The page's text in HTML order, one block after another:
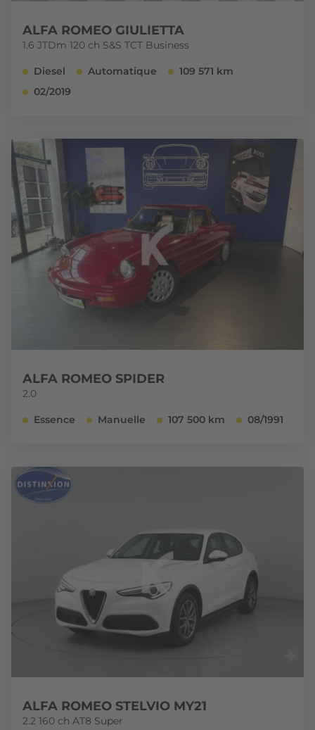
ALFA ROMEO GIULIETTA
1.6 JTDm 120 ch S&S TCT Business
Diesel Automatique
109 571 km
02/2019
ALFA ROMEO SPIDER
2.0
Essence Manuelle 107 500 km 08/1991
ALFA ROMEO STELVIO MY21
2.2 160 ch AT8 Super